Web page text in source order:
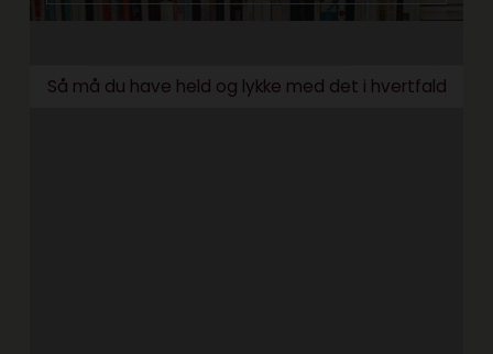
Så må du have held og lykke med det i hvertfald